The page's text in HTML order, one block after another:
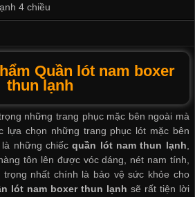
4 chiều
Quần lót nam boxer
thun lạnh
những trang phục mặc bên ngoài mà
lựa chọn những trang phục lót mặc bên
những chiếcquần lót nam thun lạnh,
tôn lên được vóc dáng, nét nam tính,
nhất chính là bảo vệ sức khỏe cho
lót nam boxer thun lạnh sẽ rất tiện lời